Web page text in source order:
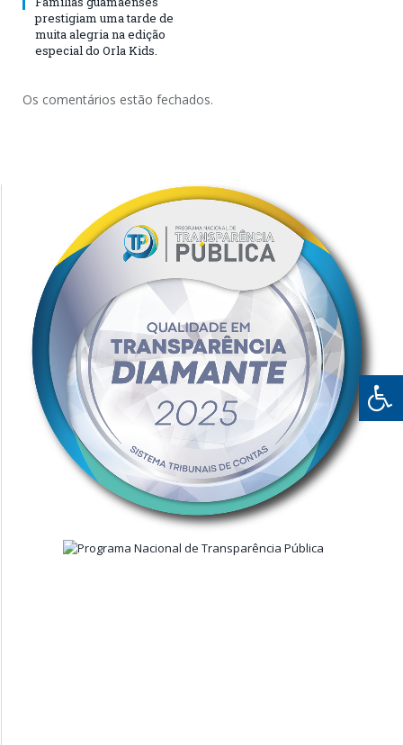
prestigiam uma tarde de
muita alegria na edição
especial do Orla Kids.
Os comentários estão fechados.